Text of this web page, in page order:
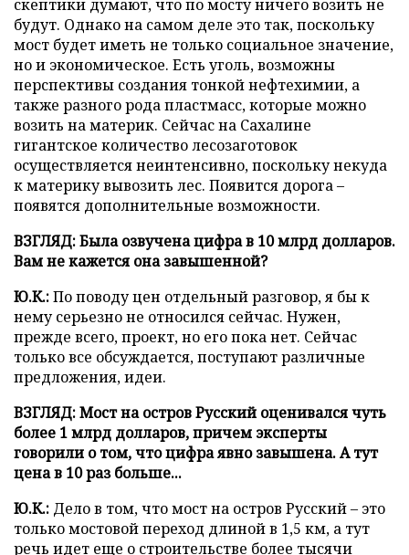
скептики думают, что по мосту ничего возить не
будут. Однако на самом деле это так, поскольку
мост будет иметь не только социальное значение,
но и экономическое. Есть уголь, возможны
перспективы создания тонкой нефтехимии, а
также разного рода пластмасс, которые можно
возить на материк. Сейчас на Сахалине
гигантское количество лесозаготовок
осуществляется неинтенсивно, поскольку некуда
к материку вывозить лес. Появится дорога –
появятся дополнительные возможности.
ВЗГЛЯД: Была озвучена цифра в 10 млрд долларов.
Вам не кажется она завышенной?
Ю.К.:По поводу цен отдельный разговор, я бы к
нему серьезно не относился сейчас. Нужен,
прежде всего, проект, но его пока нет. Сейчас
только все обсуждается, поступают различные
предложения, идеи.
ВЗГЛЯД: Мост на остров Русский оценивался чуть
более 1 млрд долларов, причем эксперты
говорили о том, что цифра явно завышена. А тут
цена в 10 раз больше...
Ю.К.: Дело в том, что мост на остров Русский – это
только мостовой переход длиной в 1,5 км, а тут
речь идет еще о строительстве более тысячи